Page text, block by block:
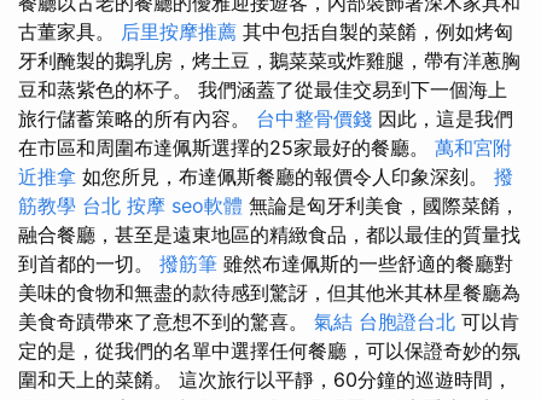
古董家具。 后里按摩推薦 其中包括自製的菜餚，例如烤匈
牙利醃製的鵝乳房，烤土豆，鵝菜菜或炸雞腿，帶有洋蔥胸
豆和蒸紫色的杯子。 我們涵蓋了從最佳交易到下一個海上
旅行儲蓄策略的所有內容。 台中整骨價錢 因此，這是我們
在市區和周圍布達佩斯選擇的25家最好的餐廳。 萬和宮附
近推拿 如您所見，布達佩斯餐廳的報價令人印象深刻。 撥
筋教學 台北 按摩 seo軟體 無論是匈牙利美食，國際菜餚，
融合餐廳，甚至是遠東地區的精緻食品，都以最佳的質量找
到首都的一切。 撥筋筆 雖然布達佩斯的一些舒適的餐廳對
美味的食物和無盡的款待感到驚訝，但其他米其林星餐廳為
美食奇蹟帶來了意想不到的驚喜。 氣結 台胞證台北 可以肯
定的是，從我們的名單中選擇任何餐廳，可以保證奇妙的氛
圍和天上的菜餚。 這次旅行以平靜，60分鐘的巡遊時間，